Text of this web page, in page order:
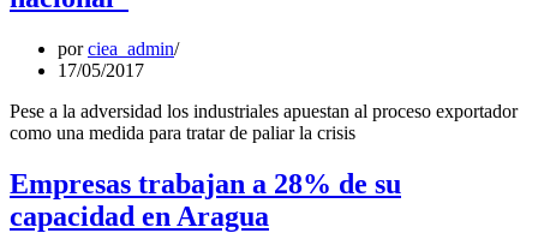
porciea_admin
17/05/2017
Pese a la adversidad los industriales apuestan al proceso exportador
como una medida para tratar de paliar la crisis
Empresas trabajan a 28% de su
capacidad en Aragua